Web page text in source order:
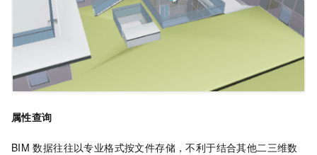
属性查询
BIM 数据往往以专业格式按文件存储，不利于结合其他二三维数